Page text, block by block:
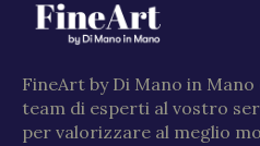
FineArt by Di Mano in Mano
team di esperti al vostro
per valorizzare al meglio